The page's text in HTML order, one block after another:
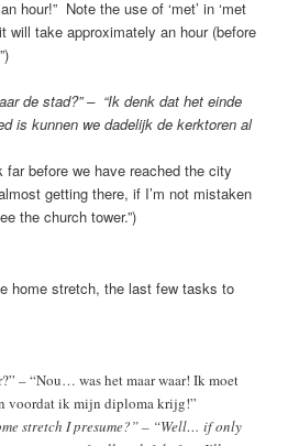
hour!” Note the use of ‘met’ in ‘met
will take approximately an hour (before
de stad?” – “Ik denk dat het einde
is kunnen we dadelijk de kerktoren al
far before we have reached the city
getting there, if I’m not mistaken
the church tower.”)
home stretch, the last few tasks to
– “Nou… was het maar waar! Ik moet
voordat ik mijn diploma krijg!”
stretch I presume?” – “Well… if only